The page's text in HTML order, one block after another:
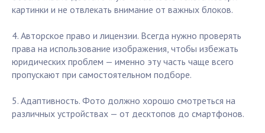
картинки и не отвлекать внимание от важных блоков.
4. Авторское право и лицензии. Всегда нужно проверять
права на использование изображения, чтобы избежать
юридических проблем — именно эту часть чаще всего
пропускают при самостоятельном подборе.
5. Адаптивность. Фото должно хорошо смотреться на
различных устройствах — от десктопов до смартфонов.